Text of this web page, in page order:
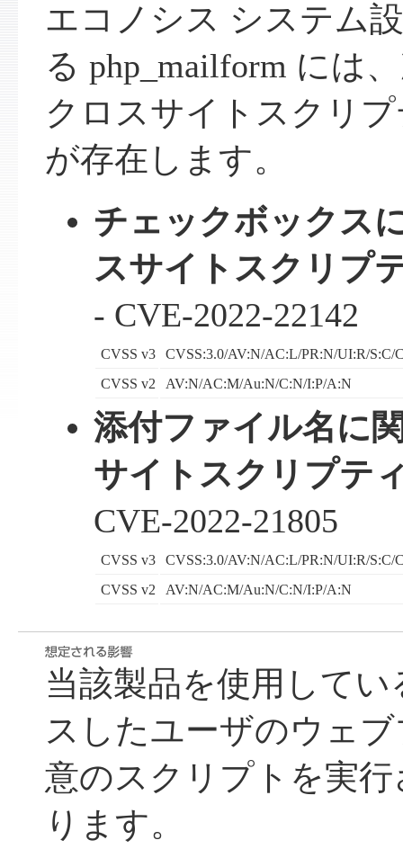
エコノシス システム
る php_mailform には
クロスサイトスクリ
が存在します。
チェックボックス
スサイトスクリプ
- CVE-2022-22142
CVSS v3
CVSS:3.0/AV:N/AC:L/PR:N/UI:R/S:C/
CVSS v2
AV:N/AC:M/Au:N/C:N/I:P/A:N
添付ファイル名に
サイトスクリプテ
CVE-2022-21805
CVSS v3
CVSS:3.0/AV:N/AC:L/PR:N/UI:R/S:C/
CVSS v2
AV:N/AC:M/Au:N/C:N/I:P/A:N
当該製品を使用して
スしたユーザのウェ
意のスクリプトを実
ります。